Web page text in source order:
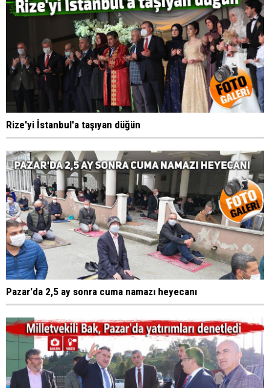
Rize'yi İstanbul'a taşıyan düğün
Pazar'da 2,5 ay sonra cuma namazı heyecanı